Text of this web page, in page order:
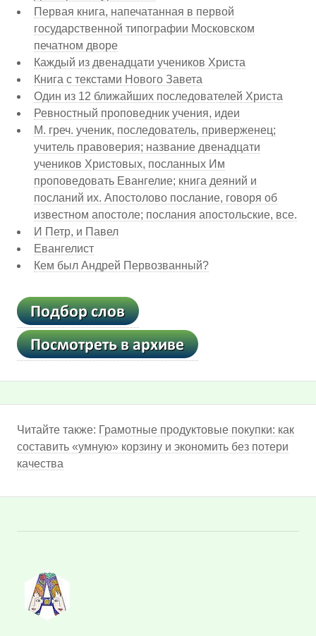
Первая книга, напечатанная в первой
государственной типографии Московском
печатном дворе
Каждый из двенадцати учеников Христа
Книга с текстами Нового Завета
Один из 12 ближайших последователей Христа
Ревностный проповедник учения, идеи
М. греч. ученик, последователь, приверженец;
учитель правоверия; название двенадцати
учеников Христовых, посланных Им
проповедовать Евангелие; книга деяний и
посланий их. Апостолово послание, говоря об
известном апостоле; послания апостольские, все.
И Петр, и Павел
Евангелист
Кем был Андрей Первозванный?
Читайте также: Грамотные продуктовые покупки: как
составить «умную» корзину и экономить без потери
качества